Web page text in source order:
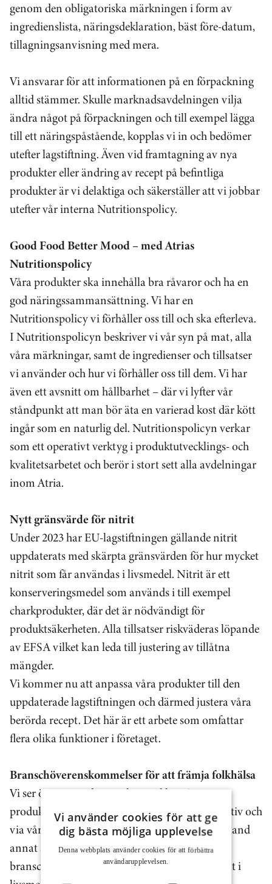
genom den obligatoriska märkningen i form av
ingredienslista, näringsdeklaration, bäst före-datum,
tillagningsanvisning med mera.
Vi ansvarar för att informationen på en förpackning
alltid stämmer. Skulle marknadsavdelningen vilja
ändra något på förpackningen och till exempel lägga
till ett näringspåstående, kopplas vi in och bedömer
utefter lagstiftning. Även vid framtagning av nya
produkter eller ändring av recept på befintliga
produkter är vi delaktiga och säkerställer att vi jobbar
utefter vår interna Nutritionspolicy.
Good Food Better Mood – med Atrias
Nutritionspolicy
Våra produkter ska innehålla bra råvaror och ha en
god näringssammansättning. Vi har en
Nutritionspolicy vi förhåller oss till och ska efterleva.
I Nutritionspolicyn beskriver vi vår syn på mat, alla
våra märkningar, samt de ingredienser och tillsatser
vi använder och hur vi förhåller oss till dem. Vi har
även ett avsnitt om hållbarhet – där vi lyfter vår
ståndpunkt att man bör äta en varierad kost där kött
ingår som en naturlig del. Nutritionspolicyn verkar
som ett operativt verktyg i produktutvecklings- och
kvalitetsarbetet och berör i stort sett alla avdelningar
inom Atria.
Nytt gränsvärde för nitrit
Under 2023 har EU-lagstiftningen gällande nitrit
uppdaterats med skärpta gränsvärden för hur mycket
nitrit som får användas i livsmedel. Nitrit är ett
konserveringsmedel som används i till exempel
charkprodukter, där det är nödvändigt för
produktsäkerheten. Alla tillsatser riskväderas löpande
av EFSA vilket kan leda till justering av tillåtna
mängder.
Vi kommer nu att anpassa våra produkter till den
uppdaterade lagstiftningen och därmed justera våra
berörda recept. Det här är ett arbete som omfattar
flera olika funktioner i företaget.
Branschöverenskommelser för att främja folkhälsa
Vi ser över, utvärderar och utvecklar vårt
produktutbud löpande, både genom egna initiativ och
via våra branschöverenskommelser. Vi deltar bland
annat aktivt i utformandet av en nationell
branschöverenskommelse om minskning av salt i
Vi använder cookies för att ge
dig bästa möjliga upplevelse
Denna webbplats använder cookies för att för­bättra
användar­upplevelsen.